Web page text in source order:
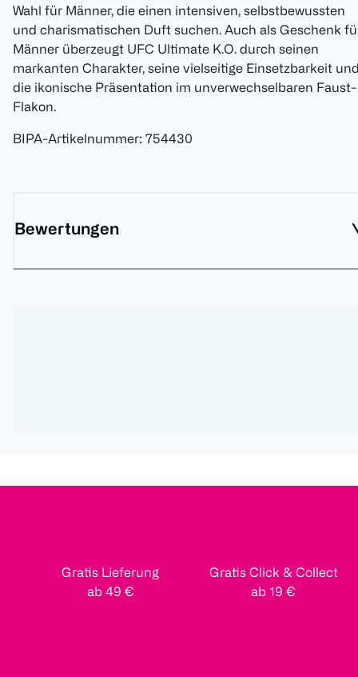
Wahl für Männer, die einen intensiven, selbstbewussten
und charismatischen Duft suchen. Auch als Geschenk
Männer überzeugt UFC Ultimate K.O. durch seinen
markanten Charakter, seine vielseitige Einsetzbarkeit
die ikonische Präsentation im unverwechselbaren Faust-
Flakon.
BIPA-Artikelnummer: 754430
Bewertungen
Gratis Lieferung
ab 49 €
Gratis Click & Collect
ab 19 €